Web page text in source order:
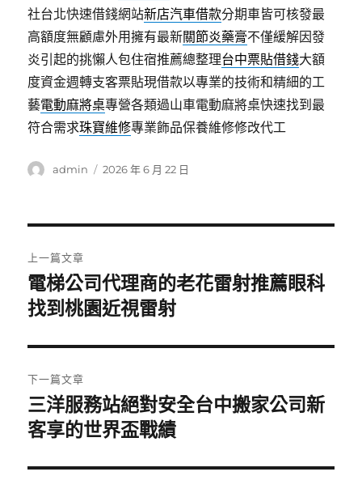
社台北快速借錢網站新店汽車借款分期車皆可核發最
高額度無顧慮外用擁有最新關節炎藥膏不僅緩解因發
炎引起的挑懶人包住宿推薦總整理台中票貼借錢大額
度資金週轉支客票貼現借款以專業的技術和精細的工
藝電動麻將桌專營各類過山車電動麻將桌快速找到最
符合需求珠寶維修專業飾品保養維修修改代工
作
admin
發
2026 年 6 月 22 日
章
導
覽
上一篇文章
上
一
文
章:
電梯公司代理商的老花雷射推薦眼科
找到桃園近視雷射
下一篇文章
下
一
文
三洋服務站絕對安全台中搬家公司新
客享的世界盃戰績